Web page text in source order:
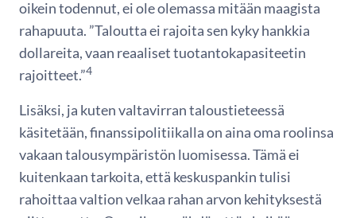
oikein todennut, ei ole olemassa mitään maagista
rahapuuta. ”Taloutta ei rajoita sen kyky hankkia
dollareita, vaan reaaliset tuotantokapasiteetin
rajoitteet.”4
Lisäksi, ja kuten valtavirran taloustieteessä
käsitetään, finanssipolitiikalla on aina oma roolinsa
vakaan talousympäristön luomisessa. Tämä ei
kuitenkaan tarkoita, että keskuspankin tulisi
rahoittaa valtion velkaa rahan arvon kehityksestä